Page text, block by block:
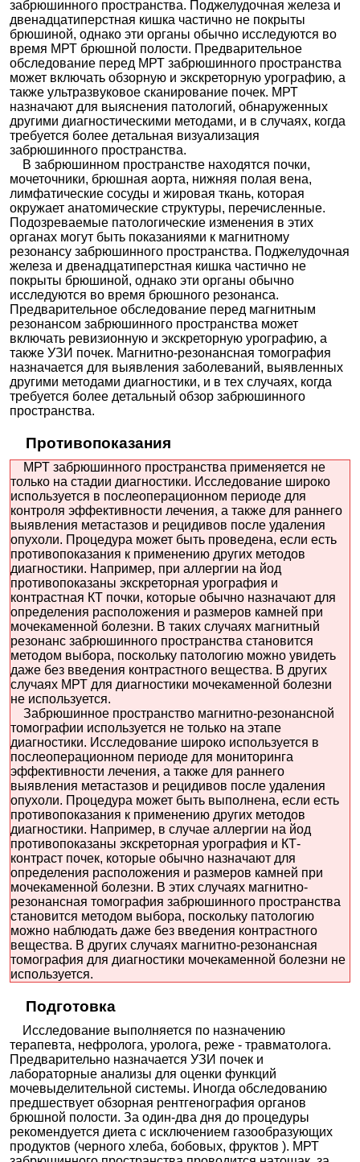
забрюшинного пространства. Поджелудочная железа и
двенадцатиперстная кишка частично не покрыты
брюшиной, однако эти органы обычно исследуются во
время МРТ брюшной полости. Предварительное
обследование перед МРТ забрюшинного пространства
может включать обзорную и экскреторную урографию, а
также ультразвуковое сканирование почек. МРТ
назначают для выяснения патологий, обнаруженных
другими диагностическими методами, и в случаях, когда
требуется более детальная визуализация
забрюшинного пространства.
В забрюшинном пространстве находятся почки,
мочеточники, брюшная аорта, нижняя полая вена,
лимфатические сосуды и жировая ткань, которая
окружает анатомические структуры, перечисленные.
Подозреваемые патологические изменения в этих
органах могут быть показаниями к магнитному
резонансу забрюшинного пространства. Поджелудочная
железа и двенадцатиперстная кишка частично не
покрыты брюшиной, однако эти органы обычно
исследуются во время брюшного резонанса.
Предварительное обследование перед магнитным
резонансом забрюшинного пространства может
включать ревизионную и экскреторную урографию, а
также УЗИ почек. Магнитно-резонансная томография
назначается для выявления заболеваний, выявленных
другими методами диагностики, и в тех случаях, когда
требуется более детальный обзор забрюшинного
пространства.
Противопоказания
МРТ забрюшинного пространства применяется не
только на стадии диагностики. Исследование широко
используется в послеоперационном периоде для
контроля эффективности лечения, а также для раннего
выявления метастазов и рецидивов после удаления
опухоли. Процедура может быть проведена, если есть
противопоказания к применению других методов
диагностики. Например, при аллергии на йод
противопоказаны экскреторная урография и
контрастная КТ почки, которые обычно назначают для
определения расположения и размеров камней при
мочекаменной болезни. В таких случаях магнитный
резонанс забрюшинного пространства становится
методом выбора, поскольку патологию можно увидеть
даже без введения контрастного вещества. В других
случаях МРТ для диагностики мочекаменной болезни
не используется.
Забрюшинное пространство магнитно-резонансной
томографии используется не только на этапе
диагностики. Исследование широко используется в
послеоперационном периоде для мониторинга
эффективности лечения, а также для раннего
выявления метастазов и рецидивов после удаления
опухоли. Процедура может быть выполнена, если есть
противопоказания к применению других методов
диагностики. Например, в случае аллергии на йод
противопоказаны экскреторная урография и КТ-
контраст почек, которые обычно назначают для
определения расположения и размеров камней при
мочекаменной болезни. В этих случаях магнитно-
резонансная томография забрюшинного пространства
становится методом выбора, поскольку патологию
можно наблюдать даже без введения контрастного
вещества. В других случаях магнитно-резонансная
томография для диагностики мочекаменной болезни не
используется.
Подготовка
Исследование выполняется по назначению
терапевта, нефролога, уролога, реже - травматолога.
Предварительно назначается УЗИ почек и
лабораторные анализы для оценки функций
мочевыделительной системы. Иногда обследованию
предшествует обзорная рентгенография органов
брюшной полости. За один-два дня до процедуры
рекомендуется диета с исключением газообразующих
продуктов (черного хлеба, бобовых, фруктов ). МРТ